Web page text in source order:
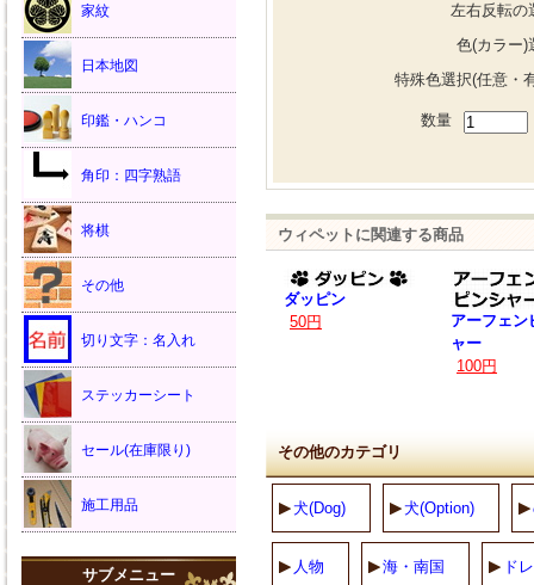
左右反転の
色(カラー)
特殊色選択(任意・
数量
ウィペットに関連する商品
ダッピン
50円
アーフェン
ャー
100円
その他のカテゴリ
犬(Dog) 犬(Option)
人物 海・南国 ド
家紋
日本地図
印鑑・ハンコ
角印：四字熟語
将棋
その他
切り文字：名入れ
ステッカーシート
セール(在庫限り)
施工用品
サブメニュー